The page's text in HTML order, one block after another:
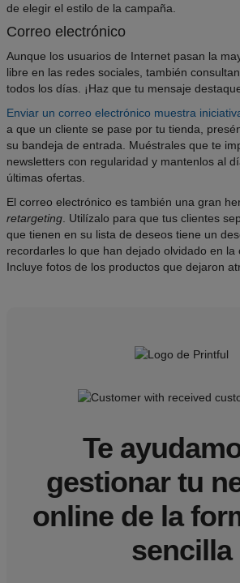
de elegir el estilo de la campaña.
Correo electrónico
Aunque los usuarios de Internet pasan la
libre en las redes sociales, también
todos los días. ¡Haz que tu mensaje
Enviar un correo electrónico muestra
a que un cliente se pase por tu tienda,
su bandeja de entrada. Muéstrales que te
newsletters con regularidad y mantenlos al
últimas ofertas.
El correo electrónico es también una gran
retargeting . Utilízalo para que tus clientes
que tienen en su lista de deseos tiene un
recordarles lo que han dejado olvidado en la
Incluye fotos de los productos que dejaron
Te
gestionar tu
online de la
sencilla